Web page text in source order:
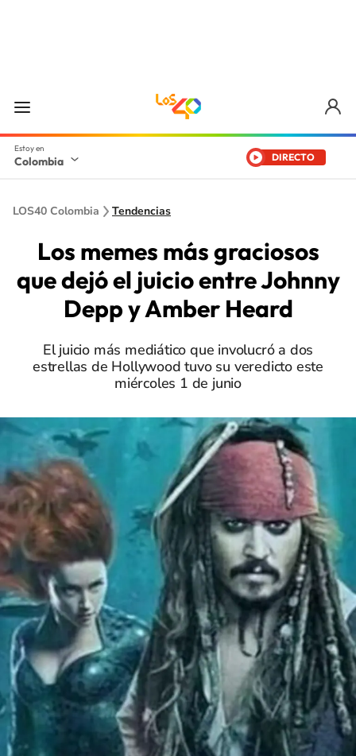
Colombia DIRECTO
LOS40 Colombia Tendencias
Los memes más graciosos
que dejó el juicio entre Johnny
Depp y Amber Heard
El juicio más mediático que involucró a dos
estrellas de Hollywood tuvo su veredicto este
miércoles 1 de junio